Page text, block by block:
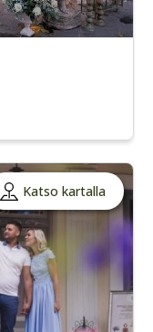
Katso kartalla